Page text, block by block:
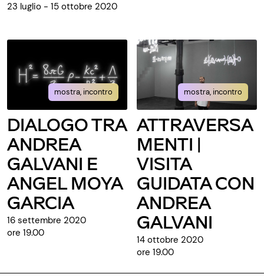
23 luglio - 15 ottobre 2020
mostra, incontro
DIALOGO TRA
ANDREA
GALVANI E
ANGEL MOYA
GARCIA
16 settembre 2020
ore 19.00
mostra, incontro
ATTRAVERSA
MENTI |
VISITA
GUIDATA CON
ANDREA
GALVANI
14 ottobre 2020
ore 19.00